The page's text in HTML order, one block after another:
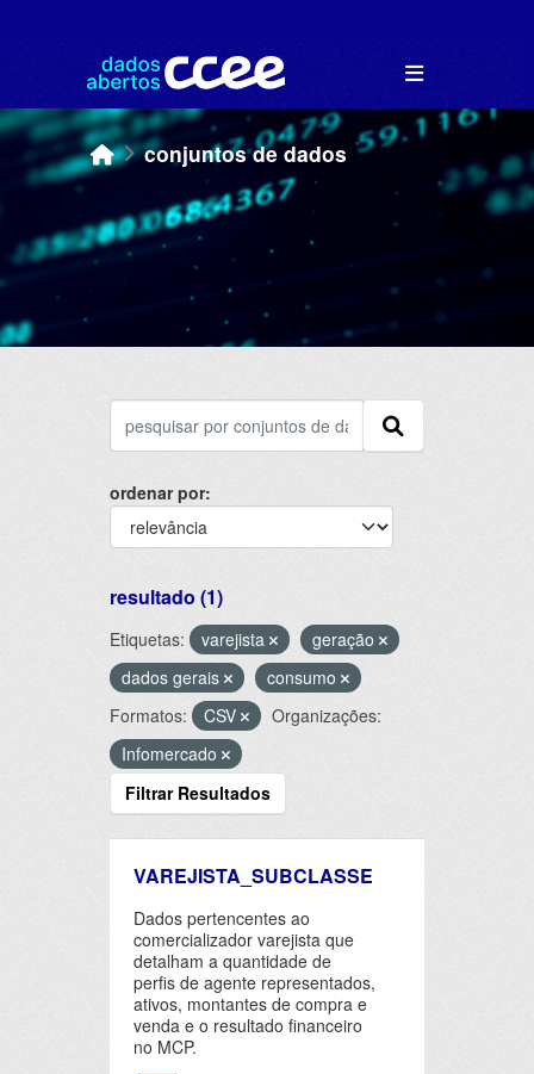
conjuntos de dados
ordenar por
resultado (1)
Etiquetas: varejista
geração
dados gerais
consumo
Formatos:
CSV
Organizações:
Infomercado
Filtrar Resultados
VAREJISTA_SUBCLASSE
Dados pertencentes ao
comercializador varejista que
detalham a quantidade de
perfis de agente representados,
ativos, montantes de compra e
venda e o resultado financeiro
no MCP.